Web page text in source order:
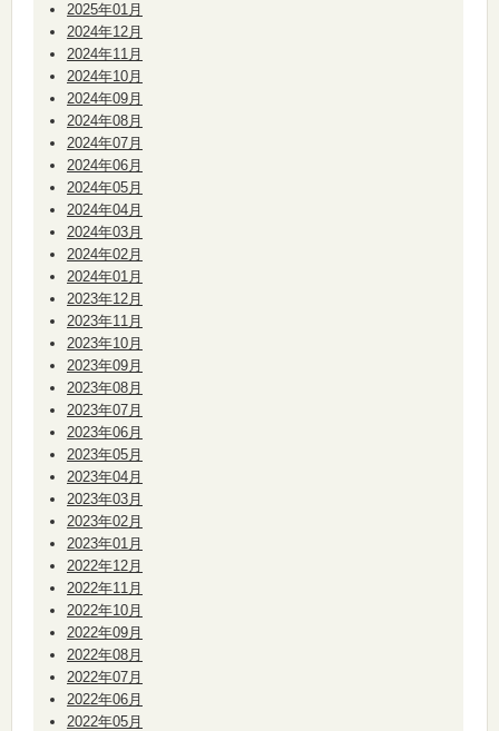
2025年01月
2024年12月
2024年11月
2024年10月
2024年09月
2024年08月
2024年07月
2024年06月
2024年05月
2024年04月
2024年03月
2024年02月
2024年01月
2023年12月
2023年11月
2023年10月
2023年09月
2023年08月
2023年07月
2023年06月
2023年05月
2023年04月
2023年03月
2023年02月
2023年01月
2022年12月
2022年11月
2022年10月
2022年09月
2022年08月
2022年07月
2022年06月
2022年05月